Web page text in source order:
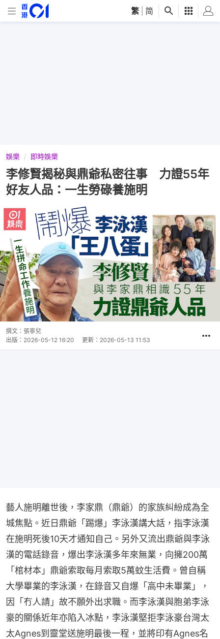
繁 简
娛樂 即時娛樂
李修賢揭秘與鼎爺私密往事 力證55年
好友人品：一生勞碌養施明
撰文： 張寧兒
出版： 2026-05-12 16:20 更新： 2026-05-13 11:53
藝人施明離世後，李家鼎（鼎爺）的家族糾紛成為全
城焦點。近日鼎爺「踢爆」李泳漢講大話，指李泳漢
在施明死後10天才通知自己。另外又流出鼎爺與李泳
漢的電話錄音，爆出李泳漢多年來無業，向擁200萬
「棺材本」鼎爺索取每月索取5萬蚊生活費。曾自稱
大學畢業的李泳漢，在錄音又自爆「高中未畢業」，
因「冇人請」故不願外出求職。而李泳漢與胞弟李泳
豪的關係近年亦陷入冰點，李泳漢堅拒李泳豪台灣太
太Agnes到靈堂送施明最後一程，並將印有Agnes名